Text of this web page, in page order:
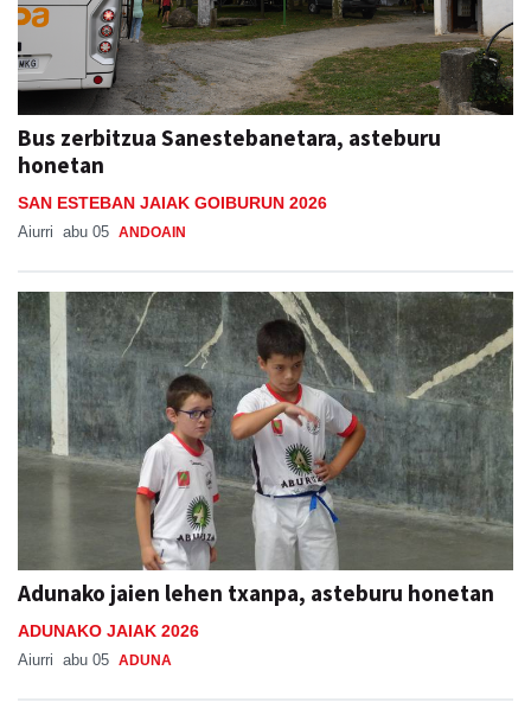
Bus zerbitzua Sanestebanetara, asteburu
honetan
SAN ESTEBAN JAIAK GOIBURUN 2026
Aiurri abu 05 ANDOAIN
Adunako jaien lehen txanpa, asteburu honetan
ADUNAKO JAIAK 2026
Aiurri abu 05 ADUNA